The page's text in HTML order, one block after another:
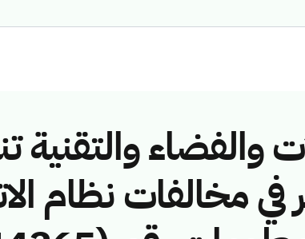
والفضاء والتقنية
في مخالفات نظام